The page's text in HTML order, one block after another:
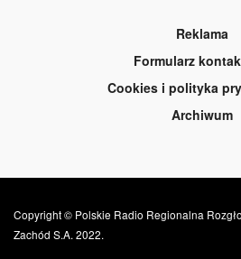
Reklama
Formularz
Cookies i polityka
Archiwum
Copyright © Polskie Radio Regionalna
Zachód S.A. 2022.